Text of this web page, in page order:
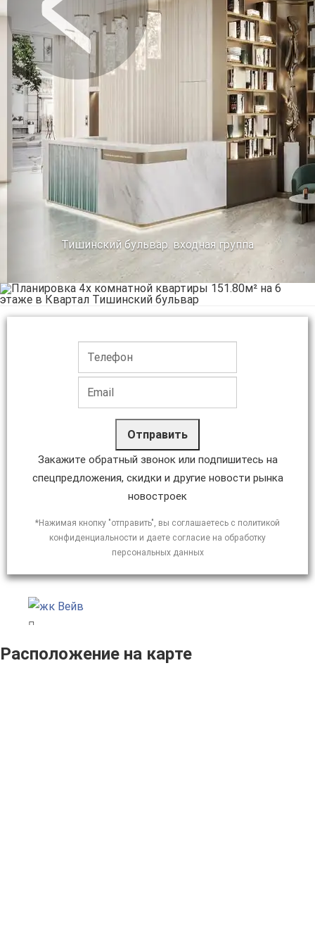
Тишинский бульвар. входная группа
Предыдущее
Отправить
Закажите обратный звонок или подпишитесь на
спецпредложения, скидки и другие новости рынка
новостроек
*Нажимая кнопку "отправить", вы соглашаетесь с политикой
конфиденциальности и даете согласие на обработку
персональных данных
Расположение на карте